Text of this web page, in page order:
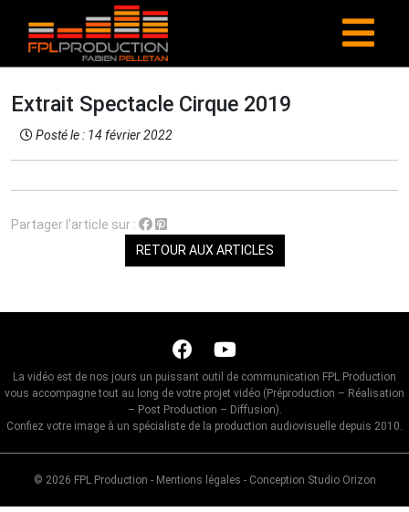
Extrait Spectacle Cirque 2019
Posté le : 14 février 2022
Partager l'article sur :
RETOUR AUX ARTICLES
La vidéo est de nos jours un puissant outil de communication FPL Production
vous accompagne tout au long de votre projet vidéo (Préproduction – Réalisation
– Post Production – Diffusion).
Confiez votre image à un spécialiste de la production audiovisuelle depuis 2010.
© 2026 FPL Production - Mentions légales - Conception Studio Orizon